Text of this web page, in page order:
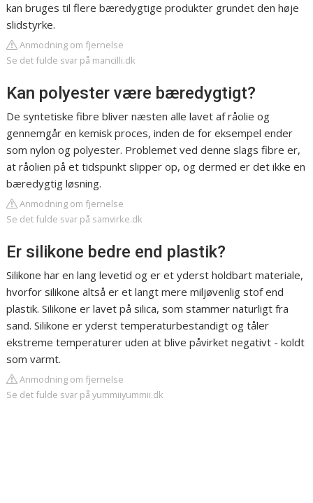
kan bruges til flere bæredygtige produkter grundet den høje
slidstyrke.
Anmodning om fjernelse
Se det fulde svar på mancilli.dk
Kan polyester være bæredygtigt?
De syntetiske fibre bliver næsten alle lavet af råolie og
gennemgår en kemisk proces, inden de for eksempel ender
som nylon og polyester. Problemet ved denne slags fibre er,
at råolien på et tidspunkt slipper op, og dermed er det ikke en
bæredygtig løsning.
Anmodning om fjernelse
Se det fulde svar på samvirke.dk
Er silikone bedre end plastik?
Silikone har en lang levetid og er et yderst holdbart materiale,
hvorfor silikone altså er et langt mere miljøvenlig stof end
plastik. Silikone er lavet på silica, som stammer naturligt fra
sand. Silikone er yderst temperaturbestandigt og tåler
ekstreme temperaturer uden at blive påvirket negativt - koldt
som varmt.
Anmodning om fjernelse
Se det fulde svar på yummiiyummii.dk